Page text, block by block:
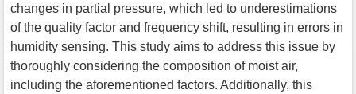
changes in partial pressure, which led to underestimations
of the quality factor and frequency shift, resulting in errors in
humidity sensing. This study aims to address this issue by
thoroughly considering the composition of moist air,
including the aforementioned factors. Additionally, this